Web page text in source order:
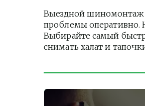
Выездной шиномонтаж
проблемы оперативно.
Выбирайте самый
снимать халат и